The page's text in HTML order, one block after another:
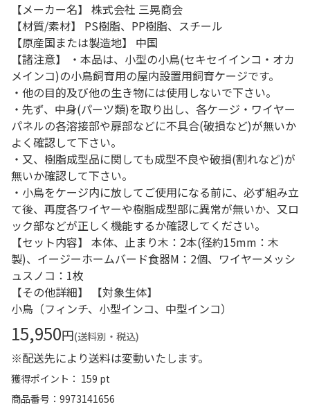
【メーカー名】 株式会社 三晃商会
【材質/素材】 PS樹脂、PP樹脂、スチール
【原産国または製造地】 中国
【諸注意】 ・本品は、小型の小鳥(セキセイインコ・オカ
メインコ)の小鳥飼育用の屋内設置用飼育ケージです。
・他の目的及び他の生き物には使用しないで下さい。
・先ず、中身(パーツ類)を取り出し、各ケージ・ワイヤー
パネルの各溶接部や扉部などに不具合(破損など)が無いか
よく確認して下さい。
・又、樹脂成型品に関しても成型不良や破損(割れなど)が
無いか確認して下さい。
・小鳥をケージ内に放してご使用になる前に、必ず組み立
て後、再度各ワイヤーや樹脂成型部に異常が無いか、又ロ
ック部などが正しく機能するか確認してください。
【セット内容】 本体、止まり木：2本(径約15mm：木
製)、イージーホームバード食器M：2個、ワイヤーメッシ
ュスノコ：1枚
【その他詳細】 【対象生体】
小鳥（フィンチ、小型インコ、中型インコ）
15,950円(送料別・税込)
※配送先により送料は変動いたします。
獲得ポイント： 159 pt
商品番号
9973141656